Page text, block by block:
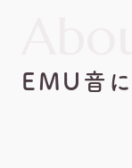
EMU音